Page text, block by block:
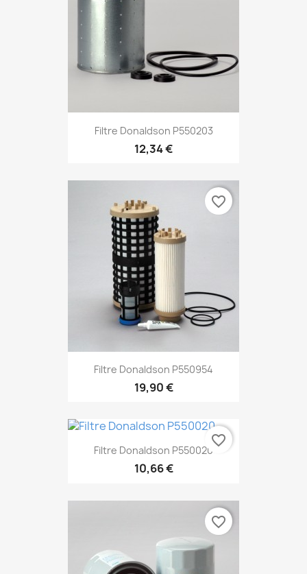
Filtre Donaldson P550203
12,34 €
Filtre Donaldson P550954
19,90 €
favorite_border
Filtre Donaldson P550020
10,66 €
favorite_border
favorite_border